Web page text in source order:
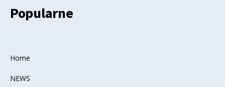
Popularne
Home
NEWS